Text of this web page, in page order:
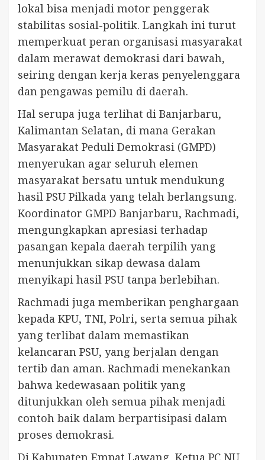
lokal bisa menjadi motor penggerak
stabilitas sosial-politik. Langkah ini turut
memperkuat peran organisasi masyarakat
dalam merawat demokrasi dari bawah,
seiring dengan kerja keras penyelenggara
dan pengawas pemilu di daerah.
Hal serupa juga terlihat di Banjarbaru,
Kalimantan Selatan, di mana Gerakan
Masyarakat Peduli Demokrasi (GMPD)
menyerukan agar seluruh elemen
masyarakat bersatu untuk mendukung
hasil PSU Pilkada yang telah berlangsung.
Koordinator GMPD Banjarbaru, Rachmadi,
mengungkapkan apresiasi terhadap
pasangan kepala daerah terpilih yang
menunjukkan sikap dewasa dalam
menyikapi hasil PSU tanpa berlebihan.
Rachmadi juga memberikan penghargaan
kepada KPU, TNI, Polri, serta semua pihak
yang terlibat dalam memastikan
kelancaran PSU, yang berjalan dengan
tertib dan aman. Rachmadi menekankan
bahwa kedewasaan politik yang
ditunjukkan oleh semua pihak menjadi
contoh baik dalam berpartisipasi dalam
proses demokrasi.